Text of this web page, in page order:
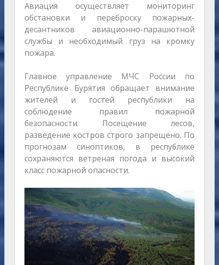
Авиация осуществляет мониторинг
обстановки и переброску пожарных-
десантников авиационно-парашютной
службы и необходимый груз на кромку
пожара.
Главное управление МЧС России по
Республике Бурятия обращает внимание
жителей и гостей республики на
соблюдение правил пожарной
безопасности. Посещение лесов,
разведение костров строго запрещено. По
прогнозам синоптиков, в республике
сохраняются ветреная погода и высокий
класс пожарной опасности.